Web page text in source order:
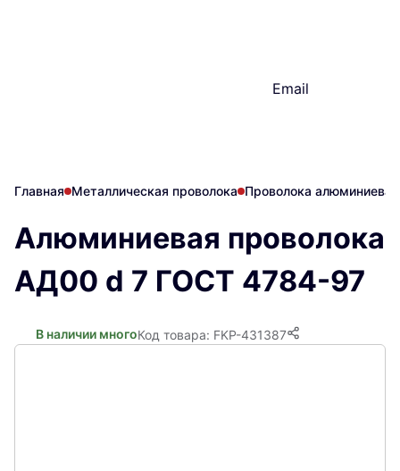
Email
Главная Металлическая проволока Проволока алюминиевая
Алюминиевая проволока
АД00 d 7 ГОСТ 4784-97
В наличии многоКод товара: FKP-431387